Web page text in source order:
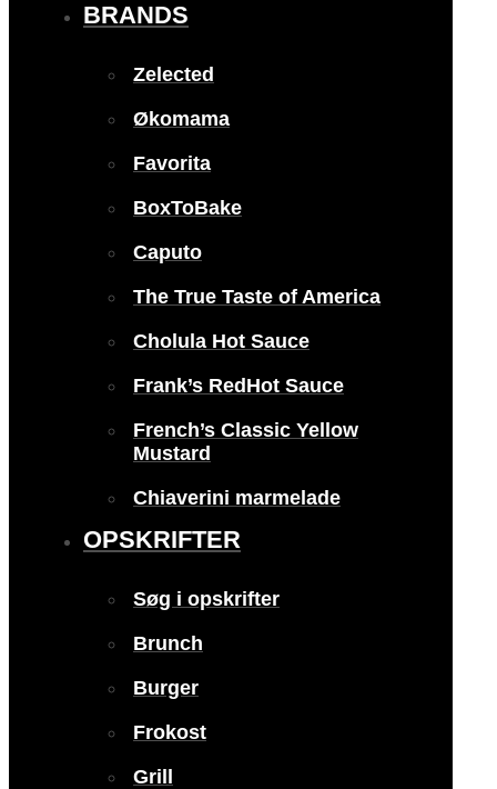
BRANDS
Zelected
Økomama
Favorita
BoxToBake
Caputo
The True Taste of America
Cholula Hot Sauce
Frank’s RedHot Sauce
French’s Classic Yellow
Mustard
Chiaverini marmelade
OPSKRIFTER
Søg i opskrifter
Brunch
Burger
Frokost
Grill